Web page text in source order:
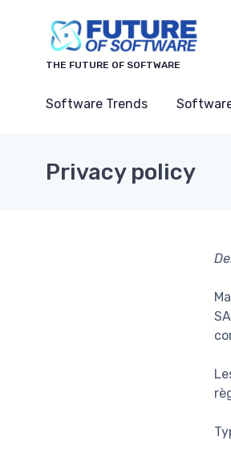
THE FUTURE OF SOFTWARE
Software Trends
Privacy policy